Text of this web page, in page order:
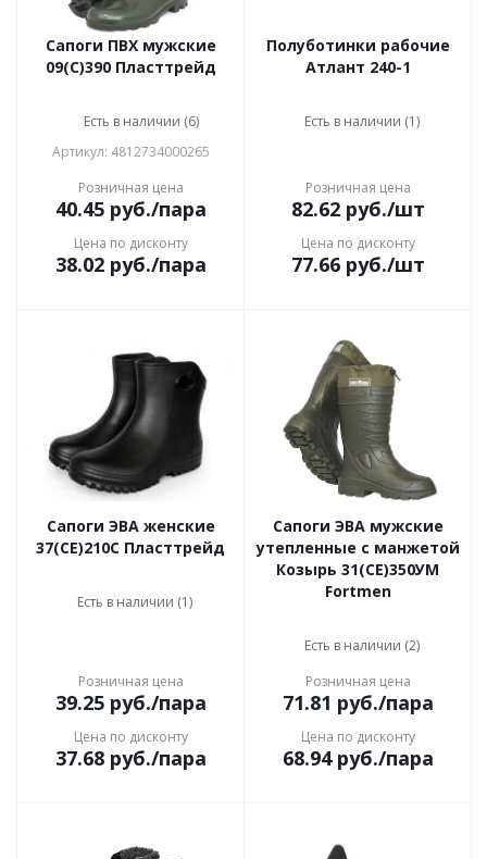
Сапоги ПВХ мужские
09(С)390 Пласттрейд
Есть в наличии (6)
Артикул: 4812734000265
Розничная цена
40.45руб./пара
Цена по дисконту
38.02руб./пара
Полуботинки рабочие
Атлант 240-1
Есть в наличии (1)
Розничная цена
82.62руб./шт
Цена по дисконту
77.66руб./шт
Сапоги ЭВА женские
37(СЕ)210С Пласттрейд
Есть в наличии (1)
Розничная цена
39.25руб./пара
Цена по дисконту
37.68руб./пара
Сапоги ЭВА мужские
утепленные с манжетой
Козырь 31(СЕ)350УМ
Fortmen
Есть в наличии (2)
Розничная цена
71.81 руб./пара
Цена по дисконту
68.94руб./пара